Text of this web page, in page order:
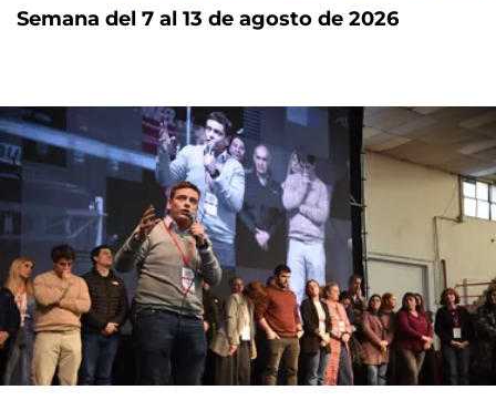
Semana del 7 al 13 de agosto de 2026